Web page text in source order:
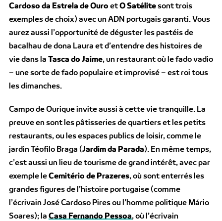
Cardoso da Estrela de Ouro etO Satélitesont trois
exemples de choix) avec un ADN portugais garanti. Vous
aurez aussi l’opportunité de déguster les pastéis de
bacalhau de dona Laura et d’entendre des histoires de
vie dans la Tasca do Jaime, un restaurant où le fado vadio
– une sorte de fado populaire et improvisé – est roi tous
les dimanches.
Campo de Ourique invite aussi à cette vie tranquille. La
preuve en sont les pâtisseries de quartiers et les petits
restaurants, ou les espaces publics de loisir, comme le
jardin Téofilo Braga (Jardim da Parada). En même temps,
c’est aussi un lieu de tourisme de grand intérêt, avec par
exemple leCemitério de Prazeres, où sont enterrés les
grandes figures de l’histoire portugaise (comme
l’écrivain José Cardoso Pires ou l’homme politique Mário
Soares); la Casa Fernando Pessoa, où l’écrivain